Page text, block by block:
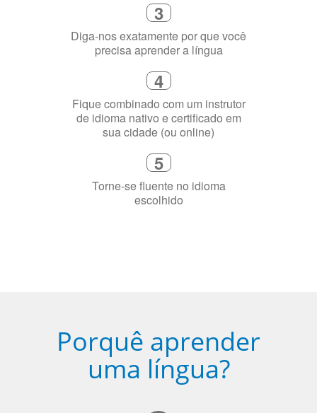
3
Diga-nos exatamente por que você
precisa aprender a língua
4
Fique combinado com um instrutor
de idioma nativo e certificado em
sua cidade (ou online)
5
Torne-se fluente no idioma
escolhido
Porquê aprender
uma língua?